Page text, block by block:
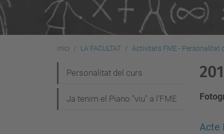
Inici LA FACULTAT Activitats FME - Personalitat
Acte
a
v
Personalitat del curs
Ja tenim el Piano "viu" a l'FME